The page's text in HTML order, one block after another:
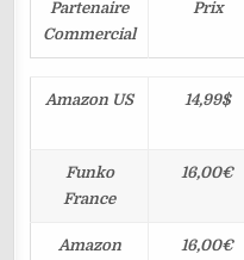
Partenaire
Commercial
Prix
Amazon US 14,99$
Funko
France
16,00€
Amazon
16,00€